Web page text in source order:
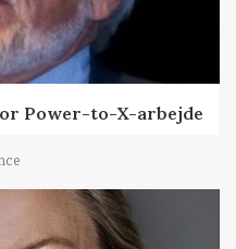
Power-to-X-arbejde